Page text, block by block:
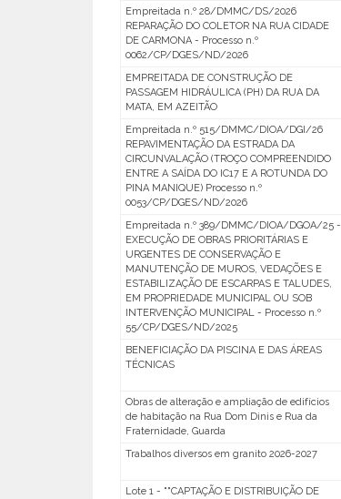
Empreitada n.º 28/DMMC/DS/2026
REPARAÇÃO DO COLETOR NA RUA CIDADE
DE CARMONA - Processo n.º
0062/CP/DGES/ND/2026
EMPREITADA DE CONSTRUÇÃO DE
PASSAGEM HIDRÁULICA (PH) DA RUA DA
MATA, EM AZEITÃO
Empreitada n.º 515/DMMC/DIOA/DGI/26
REPAVIMENTAÇÃO DA ESTRADA DA
CIRCUNVALAÇÃO (TROÇO COMPREENDIDO
ENTRE A SAÍDA DO IC17 E A ROTUNDA DO
PINA MANIQUE) Processo n.º
0053/CP/DGES/ND/2026
Empreitada n.º 389/DMMC/DIOA/DGOA/25 -
EXECUÇÃO DE OBRAS PRIORITÁRIAS E
URGENTES DE CONSERVAÇÃO E
MANUTENÇÃO DE MUROS, VEDAÇÕES E
ESTABILIZAÇÃO DE ESCARPAS E TALUDES,
EM PROPRIEDADE MUNICIPAL OU SOB
INTERVENÇÃO MUNICIPAL - Processo n.º
55/CP/DGES/ND/2025
BENEFICIAÇÃO DA PISCINA E DAS ÁREAS
TÉCNICAS
Obras de alteração e ampliação de edifícios
de habitação na Rua Dom Dinis e Rua da
Fraternidade, Guarda
Trabalhos diversos em granito 2026-2027
Lote 1 - ""CAPTAÇÃO E DISTRIBUIÇÃO DE